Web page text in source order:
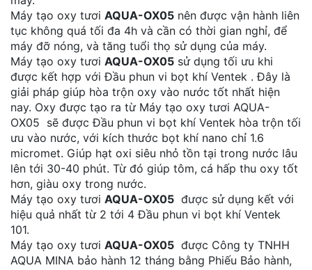
Máy tạo oxy tươi AQUA-OX05 nên được vận hành liên
tục không quá tối đa 4h và cần có thời gian nghỉ, để
máy đỡ nóng, và tăng tuổi thọ sử dụng của máy.
Máy tạo oxy tươi AQUA-OX05 sử dụng tối ưu khi
được kết hợp với Đầu phun vi bọt khí Ventek . Đây là
giải pháp giúp hòa trộn oxy vào nước tốt nhất hiện
nay. Oxy được tạo ra từ Máy tạo oxy tươi AQUA-
OX05 sẽ được Đầu phun vi bọt khí Ventek hòa trộn tối
ưu vào nước, với kích thước bọt khí nano chỉ 1.6
micromet. Giúp hạt oxi siêu nhỏ tồn tại trong nước lâu
lên tới 30-40 phút. Từ đó giúp tôm, cá hấp thu oxy tốt
hơn, giàu oxy trong nước.
Máy tạo oxy tươi AQUA-OX05 được sử dụng kết với
hiệu quả nhất từ 2 tới 4 Đầu phun vi bọt khí Ventek
101.
Máy tạo oxy tươi AQUA-OX05 được Công ty TNHH
AQUA MINA bảo hành 12 tháng bằng Phiếu Bảo hành,